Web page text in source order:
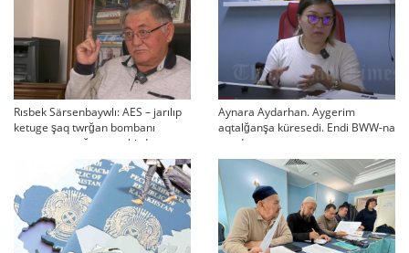
Rısbek Särsenbaywlı: AES – jarılıp
ketuge şaq twrğan bombanı
qwşaqtap otırğanmen birdey
Aynara Aydarhan. Aygerim
aqtalğanşa küresedi. Endi BWW-na
arızdanamız